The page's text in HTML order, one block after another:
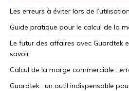
Les erreurs à éviter lors de
Guide pratique pour le calcul de la
Le futur des affaires avec Guardtek
savoir
Calcul de la marge commerciale :
Guardtek : un outil indispensable